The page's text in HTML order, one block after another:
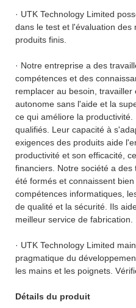
· UTK Technology Limited
dans le test et l'évaluation des
produits finis.
· Notre entreprise a des
compétences et des
remplacer au besoin,
autonome sans l'aide et la
ce qui améliore la
qualifiés. Leur capacité à
exigences des produits aide
productivité et son efficacité,
financiers. Notre société a
été formés et connaissent
compétences informatiques,
de qualité et la sécurité. Ils
meilleur service de fabrication.
· UTK Technology Limited
pragmatique du
les mains et les poignets.
Détails du produit